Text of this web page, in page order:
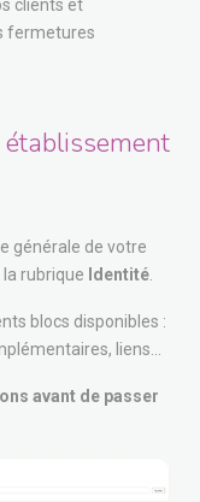
clients et
fermetures
générale de votre
rubrique Identité.
blocs disponibles :
liens…
avant de passer